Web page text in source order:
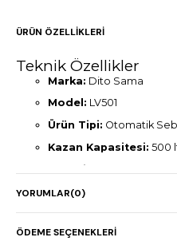
ÜRÜN ÖZELLIKLERI
Teknik Özellikler
Marka: Dito Sama
Model: LV501
Ürün Tipi: Otomatik
Kazan Kapasitesi: 500
Yıkama Sistemi:
Motor Gücü:1,60 kW –
Boyutlar (mm):
YORUMLAR(0)
ÖDEME SEÇENEKLERI